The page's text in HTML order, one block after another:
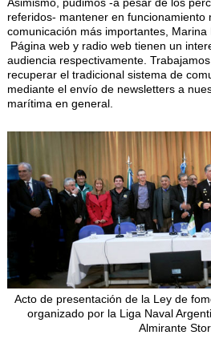
referidos- mantener en funcionamiento
comunicación más importantes, Marina
Página web y radio web tienen un
audiencia respectivamente.
recuperar el tradicional sistema de
mediante el envío de newsletters a
marítima en general.
Acto de presentación de la Ley de
organizado por la Liga Naval
Almirante